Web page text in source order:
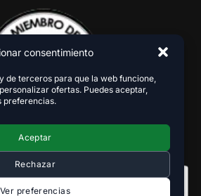
consentimiento
de terceros para que la web funcione,
ofertas. Puedes aceptar,
preferencias.
Aceptar
Rechazar
Ver preferencias